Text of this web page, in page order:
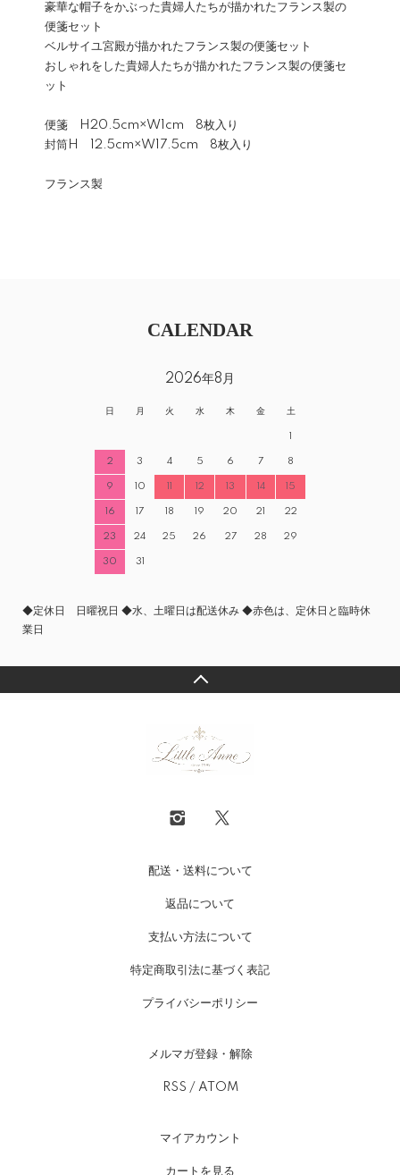
豪華な帽子をかぶった貴婦人たちが描かれたフランス製の
便箋セット
ベルサイユ宮殿が描かれたフランス製の便箋セット
おしゃれをした貴婦人たちが描かれたフランス製の便箋セ
ット
便箋 H20.5cm×W1cm 8枚入り
封筒H 12.5cm×W17.5cm 8枚入り
フランス製
CALENDAR
2026年8月
日 月 火 水 木 金 土
1
2 3 4 5 6 7 8
9 10 11 12 13 14 15
16 17 18 19 20 21 22
23 24 25 26 27 28 29
30 31
◆定休日 日曜祝日 ◆水、土曜日は配送休み ◆赤色は、定休日と臨時休
業日
配送・送料について
返品について
支払い方法について
特定商取引法に基づく表記
プライバシーポリシー
メルマガ登録・解除
RSS / ATOM
マイアカウント
カートを見る